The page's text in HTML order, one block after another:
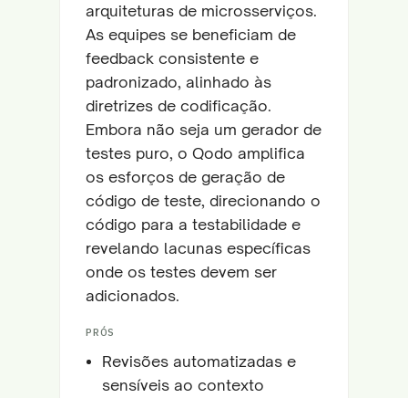
arquiteturas de microsserviços.
As equipes se beneficiam de
feedback consistente e
padronizado, alinhado às
diretrizes de codificação.
Embora não seja um gerador de
testes puro, o Qodo amplifica
os esforços de geração de
código de teste, direcionando o
código para a testabilidade e
revelando lacunas específicas
onde os testes devem ser
adicionados.
PRÓS
Revisões automatizadas e
sensíveis ao contexto